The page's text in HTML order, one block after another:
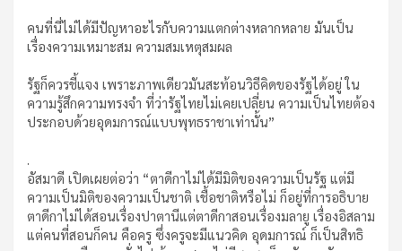
คนที่นี่ไม่ได้มีปัญหาอะไรกับความแตกต่างหลากหลาย มันเป็น
เรื่องความเหมาะสม ความสมเหตุสมผล
รัฐก็ควรชี้แจง เพราะภาพเดียวมันสะท้อนวิธีคิดของรัฐได้อยู่ ใน
ความรู้สึกความทรงจำ ที่ว่ารัฐไทยไม่เคยเปลี่ยน ความเป็นไทยต้อง
ประกอบด้วยอุดมการณ์แบบพุทธราชาเท่านั้น”
.
อัสมาดี เปิดเผยต่อว่า “ตาดีกาไม่ได้มีมิติของความเป็นรัฐ แต่มี
ความเป็นมิติของความเป็นชาติ เชื้อชาติหรือไม่ ก็อยู่ที่การอธิบาย
ตาดีกาไม่ได้สอนเรื่องปาตานีแต่ตาดีกาสอนเรื่องมลายู เรื่องอิสลาม
แต่คนที่สอนก็คน คือครู ซึ่งครูจะมีแนวคิด อุดมการณ์ ก็เป็นสิทธิ